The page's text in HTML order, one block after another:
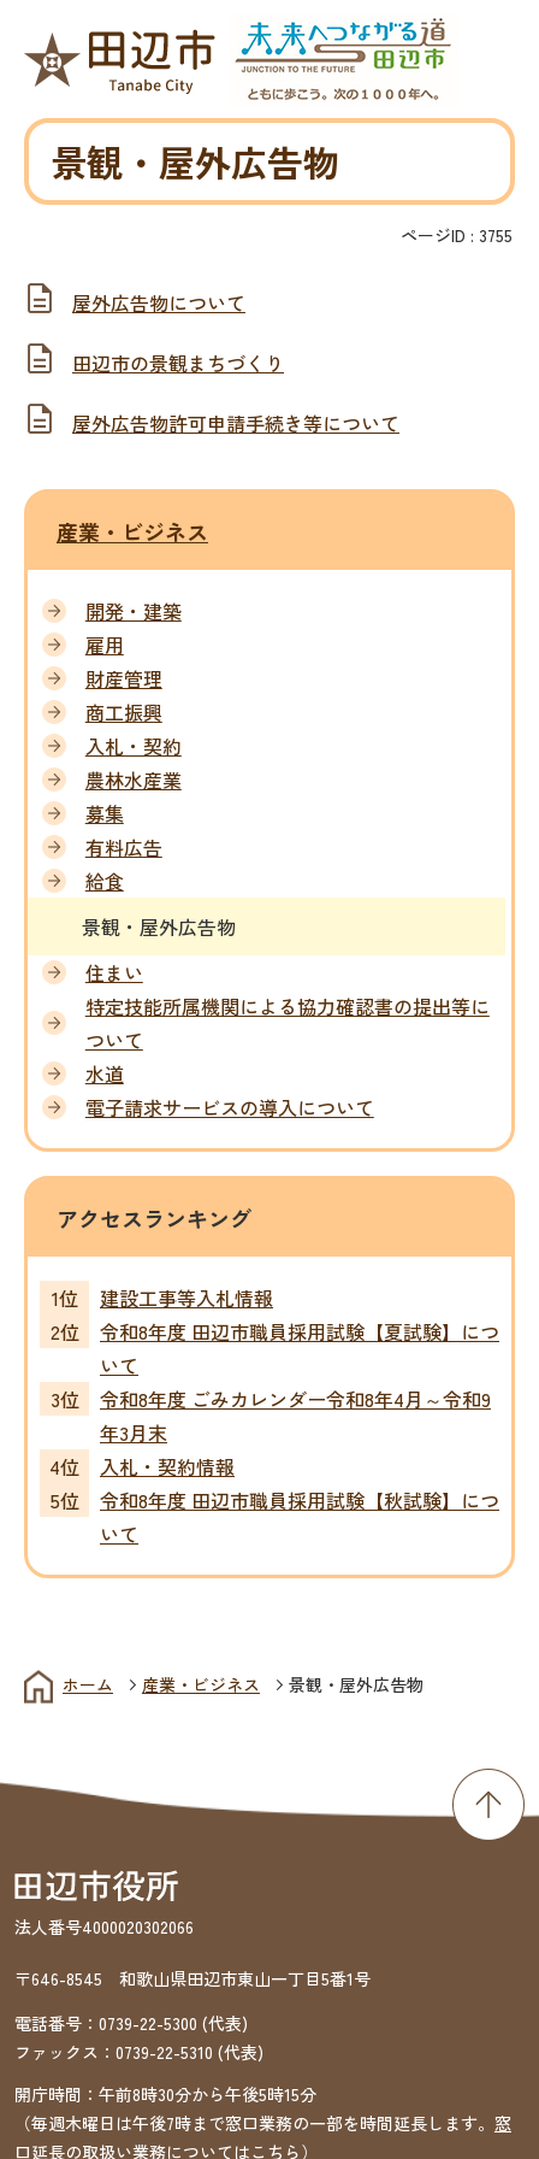
景観・屋外広告物
ページID : 3755
屋外広告物について
田辺市の景観まちづくり
屋外広告物許可申請手続き等について
産業・ビジネス
開発・建築
雇用
財産管理
商工振興
入札・契約
農林水産業
募集
有料広告
給食
景観・屋外広告物
住まい
特定技能所属機関による協力確認書の提出等に
ついて
水道
電子請求サービスの導入について
アクセスランキング
建設工事等入札情報
令和8年度 田辺市職員採用試験【夏試験】につ
いて
令和8年度 ごみカレンダー令和8年4月～令和9
年3月末
入札・契約情報
令和8年度 田辺市職員採用試験【秋試験】につ
いて
ホーム 産業・ビジネス 景観・屋外広告物
法人番号4000020302066
〒646-8545 和歌山県田辺市東山一丁目5番1号
電話番号： 0739-22-5300 (代表)
ファックス： 0739-22-5310 (代表)
開庁時間：午前8時30分から午後5時15分
（毎週木曜日は午後7時まで窓口業務の一部を時間延長します。 窓
口延長の取扱い業務についてはこちら）